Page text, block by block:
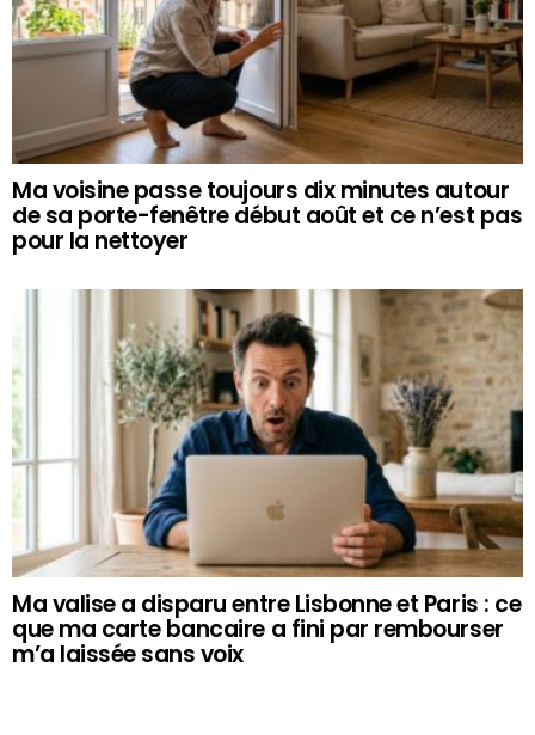
Ma voisine passe toujours dix minutes autour
de sa porte-fenêtre début août et ce n’est pas
pour la nettoyer
Ma valise a disparu entre Lisbonne et Paris : ce
que ma carte bancaire a fini par rembourser
m’a laissée sans voix